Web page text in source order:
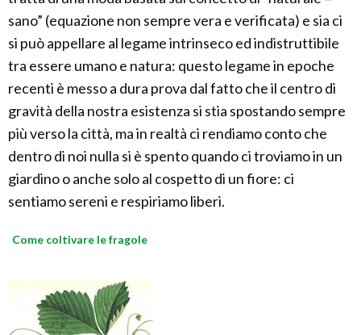
sano” (equazione non sempre vera e verificata) e sia ci
si può appellare al legame intrinseco ed indistruttibile
tra essere umano e natura: questo legame in epoche
recenti è messo a dura prova dal fatto che il centro di
gravità della nostra esistenza si stia spostando sempre
più verso la città, ma in realtà ci rendiamo conto che
dentro di noi nulla si è spento quando ci troviamo in un
giardino o anche solo al cospetto di un fiore: ci
sentiamo sereni e respiriamo liberi.
Come coltivare le fragole